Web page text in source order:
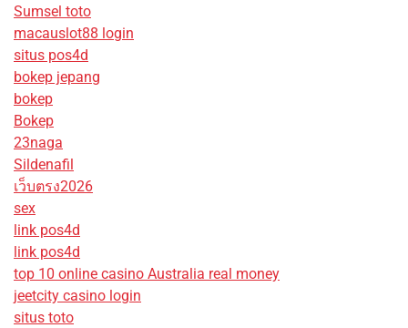
Sumsel toto
macauslot88 login
situs pos4d
bokep jepang
bokep
Bokep
23naga
Sildenafil
เว็บตรง2026
sex
link pos4d
link pos4d
top 10 online casino Australia real money
jeetcity casino login
situs toto